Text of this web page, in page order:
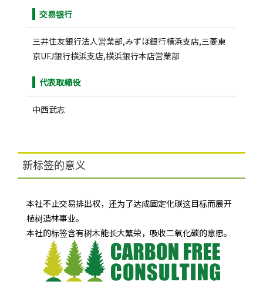
交易银行
三井住友銀行法人営業部,みずほ銀行横浜支店,三菱東
京UFJ銀行横浜支店,横浜銀行本店営業部
代表取締役
中西武志
新标签的意义
本社不止交易排出权，还为了达成固定化碳这目标而展开
植树造林事业。
本社的标签含有树木能长大繁荣，吸收二氧化碳的意愿。